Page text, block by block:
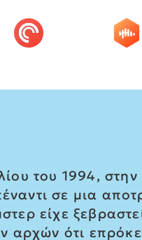
του 1994,
σε μια
είχε
αρχών ότι